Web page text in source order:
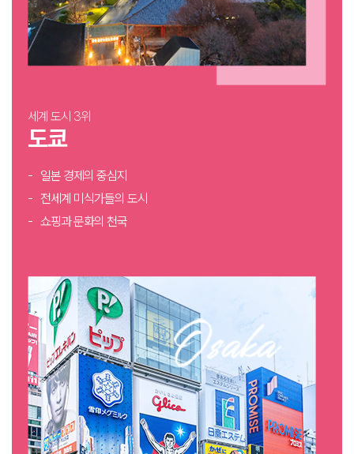
세계 도시 3위
도쿄
일본 경제의 중심지
전세계 미식가들의 도시
쇼핑과 문화의 천국